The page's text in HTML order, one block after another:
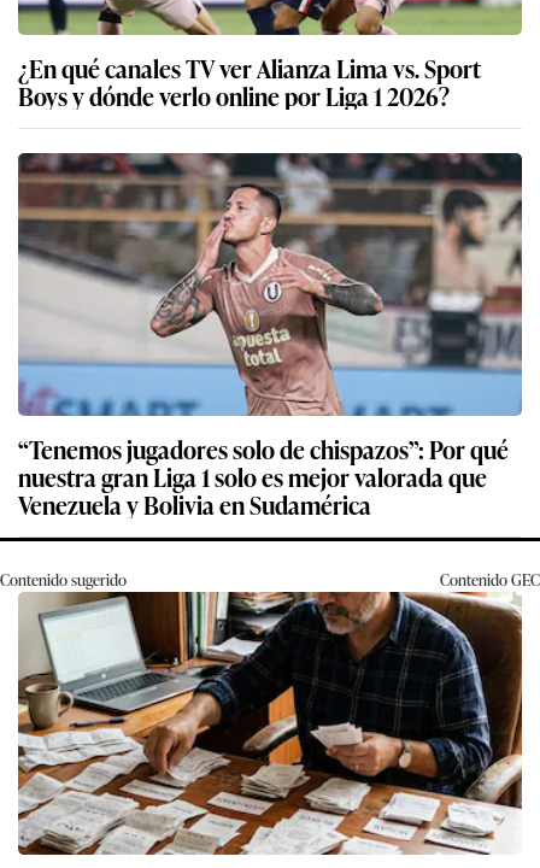
¿En qué canales TV ver Alianza Lima vs. Sport
Boys y dónde verlo online por Liga 1 2026?
“Tenemos jugadores solo de chispazos”: Por qué
nuestra gran Liga 1 solo es mejor valorada que
Venezuela y Bolivia en Sudamérica
Contenido sugerido ContenidoGEC